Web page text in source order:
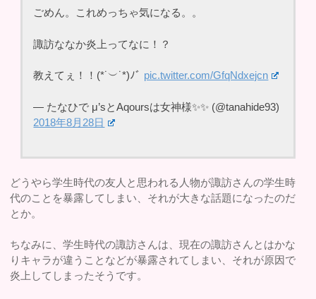
ごめん。これめっちゃ気になる。。
諏訪ななか炎上ってなに！？
教えてぇ！！(*˙︶˙*)ﾉﾞ pic.twitter.com/GfqNdxejcn
— たなひで μ’sとAqoursは女神様✨✨ (@tanahide93)
2018年8月28日
どうやら学生時代の友人と思われる人物が諏訪さんの学生時
代のことを暴露してしまい、それが大きな話題になったのだ
とか。
ちなみに、学生時代の諏訪さんは、現在の諏訪さんとはかな
りキャラが違うことなどが暴露されてしまい、それが原因で
炎上してしまったそうです。